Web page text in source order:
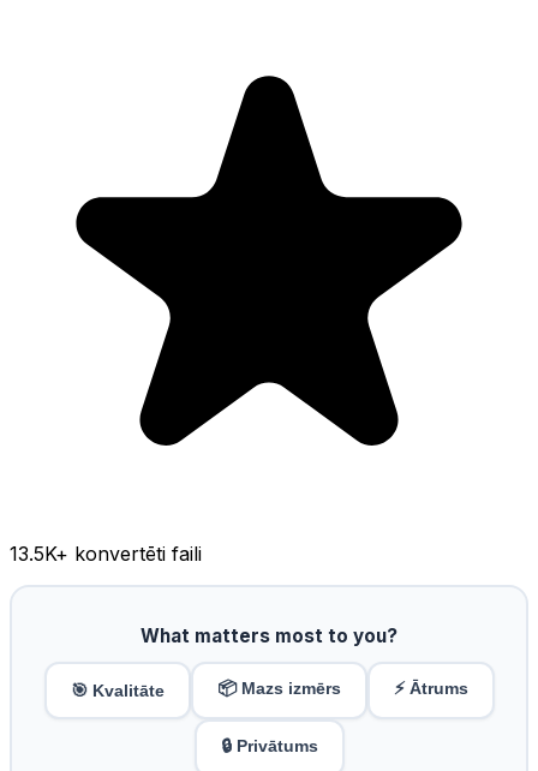
13.5K+ konvertēti faili
What matters most to you?
🎯 Kvalitāte 📦 Mazs izmērs ⚡ Ātrums
🔒 Privātums